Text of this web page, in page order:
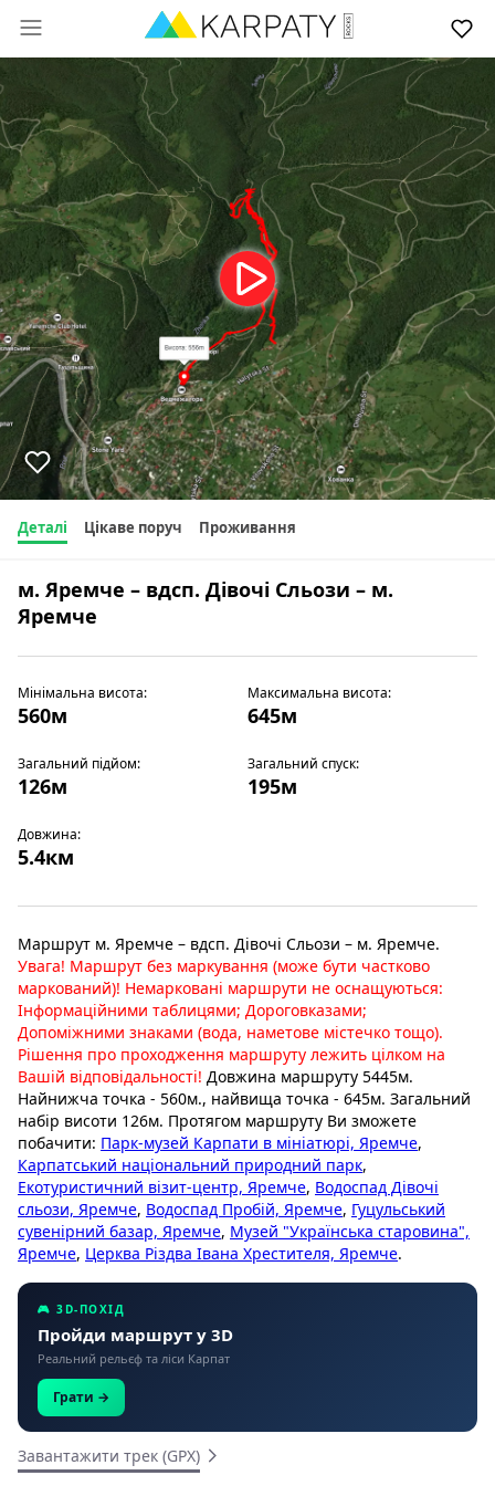
Деталі Цікаве поруч Проживання
м. Яремче – вдсп. Дівочі Сльози – м.
Яремче
Мінімальна висота:
560м
Максимальна висота:
645м
Загальний підйом:
126м
Загальний спуск:
195м
Довжина:
5.4км
Маршрут м. Яремче – вдсп. Дівочі Сльози – м. Яремче.
Увага! Маршрут без маркування (може бути частково
маркований)! Немарковані маршрути не оснащуються:
Інформаційними таблицями; Дороговказами;
Допоміжними знаками (вода, наметове містечко тощо).
Рішення про проходження маршруту лежить цілком на
Вашій відповідальності! Довжина маршруту 5445м.
Найнижча точка - 560м., найвища точка - 645м. Загальний
набір висоти 126м. Протягом маршруту Ви зможете
побачити: Парк-музей Карпати в мініатюрі, Яремче,
Карпатський національний природний парк,
Екотуристичний візит-центр, Яремче, Водоспад Дівочі
сльози, Яремче, Водоспад Пробій, Яремче, Гуцульський
сувенірний базар, Яремче, Музей "Українська старовина",
Яремче, Церква Різдва Івана Хрестителя, Яремче.
🎮 3D-ПОХІД
Пройди маршрут у 3D
Реальний рельєф та ліси Карпат
Грати →
Завантажити трек (GPX)